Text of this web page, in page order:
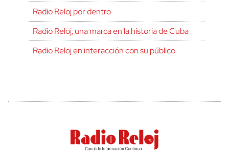
Radio Reloj por dentro
Radio Reloj, una marca en la historia de Cuba
Radio Reloj en interacción con su público